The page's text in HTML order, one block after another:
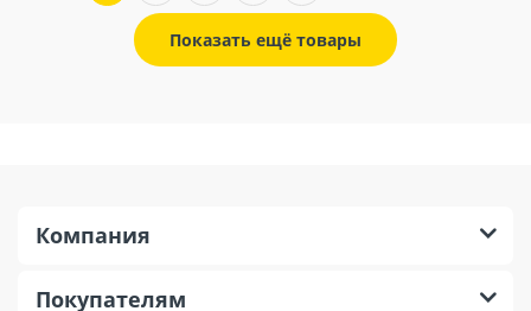
Показать ещё товары
Компания
Покупателям